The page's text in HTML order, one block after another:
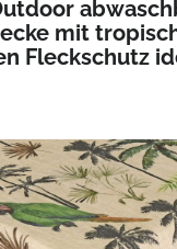
mit
Fleckschutz